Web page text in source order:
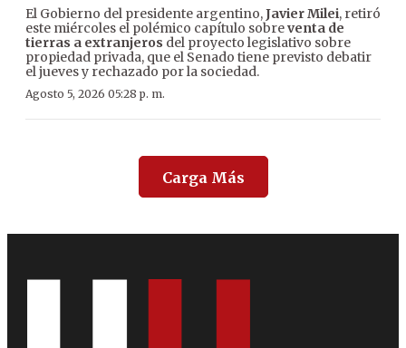
El Gobierno del presidente argentino,Javier Milei, retiró
este miércoles el polémico capítulo sobreventa de
tierras a extranjeros del proyecto legislativo sobre
propiedad privada, que el Senado tiene previsto debatir
el jueves y rechazado por la sociedad.
Agosto 5, 2026 05:28 p. m.
Carga Más